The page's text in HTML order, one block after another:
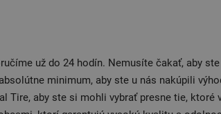
už do 24 hodín. Nemusíte čakať, aby
minimum, aby ste u nás nakúpili
Tire, aby ste si mohli vybrať presne tie, ktoré